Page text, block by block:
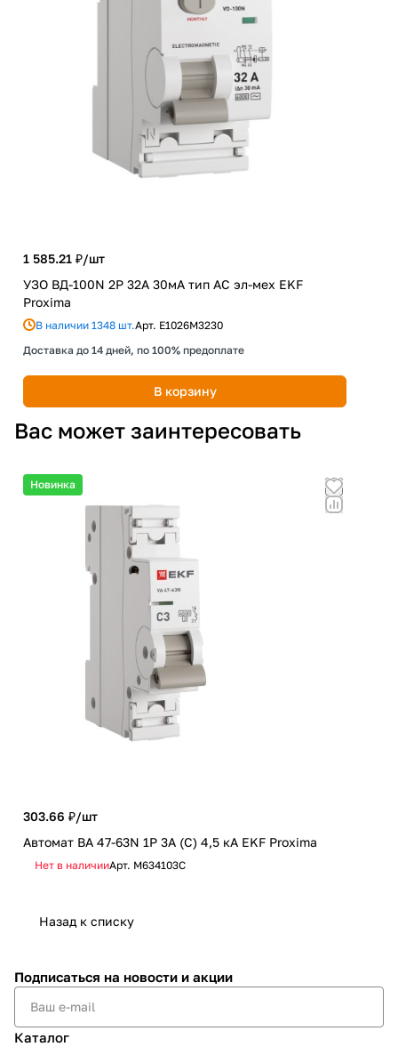
1 585.21 ₽/шт
УЗО ВД-100N 2P 32А 30мА тип AC эл-мех EKF
Proxima
В наличии 1348 шт.Арт. E1026M3230
Доставка до 14 дней, по 100% предоплате
В корзину
Вас может заинтересовать
Новинка
303.66 ₽/шт
Автомат ВА 47-63N 1P 3А (C) 4,5 кА EKF Proxima
Нет в наличииАрт. M634103C
Назад к списку
Подписаться на новости и акции
Каталог